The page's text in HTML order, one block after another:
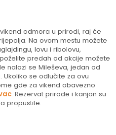
odmora u prirodi, raj će
Na ovom mestu možete
lovu i ribolovu,
predah od akcije možete
nalazi se Mileševa, jedan od
Ukoliko se odlučite za ovu
gde za vikend obavezno
. Rezervat prirode i kanjon su
propustite.